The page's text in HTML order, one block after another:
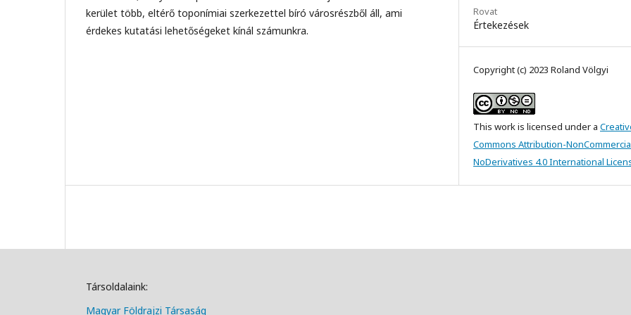
kerület több, eltérő toponímiai szerkezettel bíró városrészből áll, ami
érdekes kutatási lehetőségeket kínál számunkra.
Rovat
Értekezések
Copyright (c) 2023 Roland Völgyi
This work is licensed under a
Commons Attribution-
NoDerivatives 4.0 International
Társoldalaink:
Magyar Földrajzi Társaság